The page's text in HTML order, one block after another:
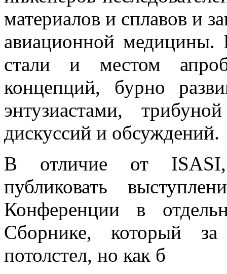
материалов и сплавов и
авиационной
стали и местом
концепций, бурно
энтузиастами,
дискуссий и обсуждений.
В отличие от ISASI
публиковать
Конференции в
Сборнике, который
потолстел, но как б